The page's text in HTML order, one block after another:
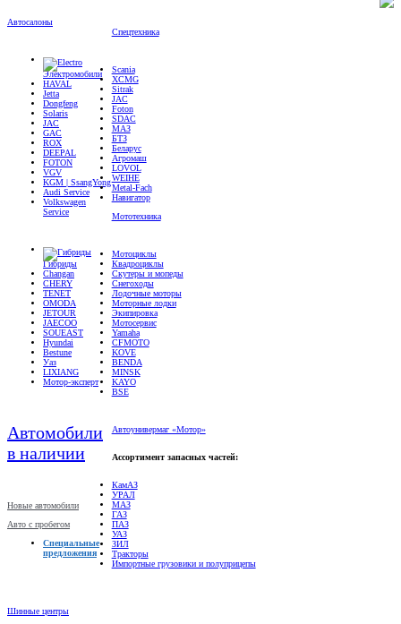
Электромобили
HAVAL
Jetta
Dongfeng
Solaris
JAC
GAC
ROX
DEEPAL
FOTON
VGV
KGM | SsangYong
Audi Service
Volkswagen
Service
Гибриды
Changan
CHERY
TENET
OMODA
JETOUR
JAECOO
SOUEAST
Hyundai
Bestune
Уаз
LIXIANG
Мотор-эксперт
в наличии
Авто с пробегом
Специальные
предложения
XCMG
Sitrak
JAC
Foton
SDAC
МАЗ
БТЗ
Беларус
Агромаш
LOVOL
WEIHE
Metal-Fach
Навигатор
Мототехника
Квадроциклы
Скутеры и мопеды
Снегоходы
Лодочные моторы
Моторные лодки
Экипировка
Мотосервис
Yamaha
CFMOTO
KOVE
BENDA
MINSK
KAYO
BSE
УРАЛ
МАЗ
ГАЗ
ПАЗ
УАЗ
ЗИЛ
Тракторы
Импортные грузовики и полуприцепы